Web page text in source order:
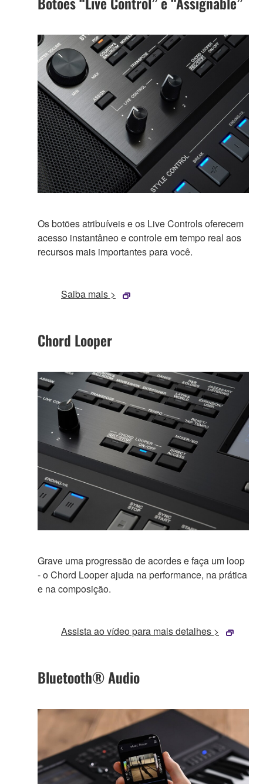
Os botões atribuíveis e os Live Controls oferecem
acesso instantâneo e controle em tempo real aos
recursos mais importantes para você.
Saiba mais >
Chord Looper
Grave uma progressão de acordes e faça um loop
- o Chord Looper ajuda na performance, na prática
e na composição.
Assista ao vídeo para mais detalhes >
Bluetooth® Audio